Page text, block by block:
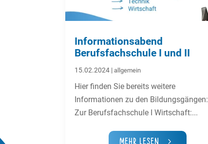
Informationsabend
Berufsfachschule I und II
15.02.2024 |allgemein
Hier finden Sie bereits weitere
Informationen zu den Bildungsgängen:
Zur Berufsfachschule I Wirtschaft:...
Mehr Lesen